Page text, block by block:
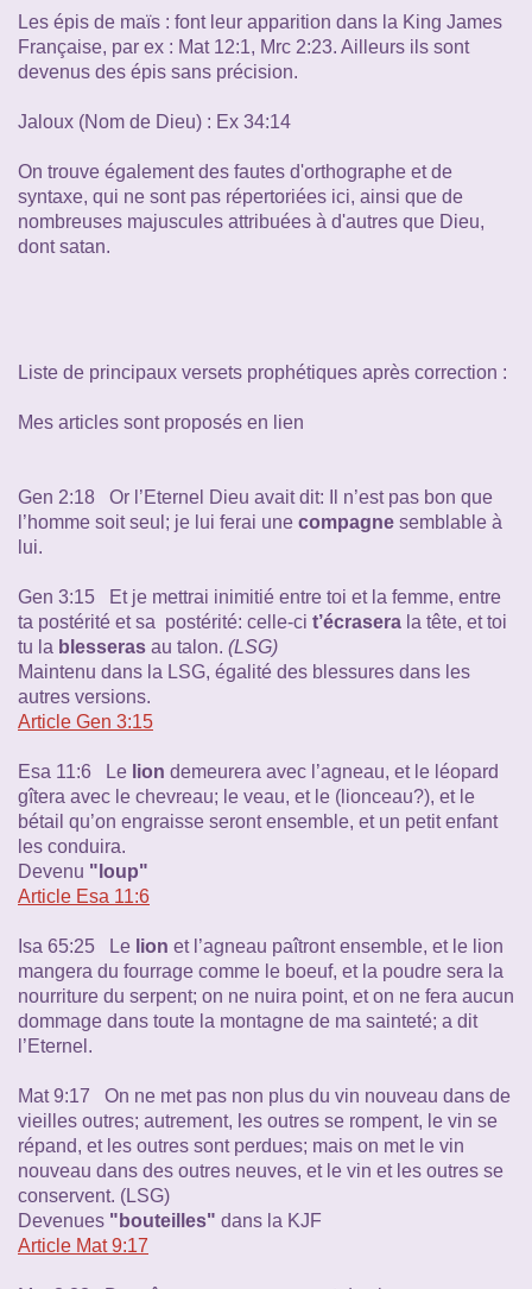
Les épis de maïs : font leur apparition dans la King James
Française, par ex : Mat 12:1, Mrc 2:23. Ailleurs ils sont
devenus des épis sans précision.
Jaloux (Nom de Dieu) : Ex 34:14
On trouve également des fautes d'orthographe et de
syntaxe, qui ne sont pas répertoriées ici, ainsi que de
nombreuses majuscules attribuées à d'autres que Dieu,
dont satan.
Liste de principaux versets prophétiques après correction :
Mes articles sont proposés en lien
Gen 2:18 Or l’Eternel Dieu avait dit: Il n’est pas bon que
l’homme soit seul; je lui ferai une compagne semblable à
lui.
Gen 3:15 Et je mettrai inimitié entre toi et la femme, entre
ta postérité et sa postérité: celle-ci t’écrasera la tête, et toi
tu la blesseras au talon. (LSG)
Maintenu dans la LSG, égalité des blessures dans les
autres versions.
Article Gen 3:15
Esa 11:6 Le lion demeurera avec l’agneau, et le léopard
gîtera avec le chevreau; le veau, et le (lionceau?), et le
bétail qu’on engraisse seront ensemble, et un petit enfant
les conduira.
Devenu "loup"
Article Esa 11:6
Isa 65:25 Le lion et l’agneau paîtront ensemble, et le lion
mangera du fourrage comme le boeuf, et la poudre sera la
nourriture du serpent; on ne nuira point, et on ne fera aucun
dommage dans toute la montagne de ma sainteté; a dit
l’Eternel.
Mat 9:17 On ne met pas non plus du vin nouveau dans de
vieilles outres; autrement, les outres se rompent, le vin se
répand, et les outres sont perdues; mais on met le vin
nouveau dans des outres neuves, et le vin et les outres se
conservent. (LSG)
Devenues "bouteilles" dans la KJF
Article Mat 9:17